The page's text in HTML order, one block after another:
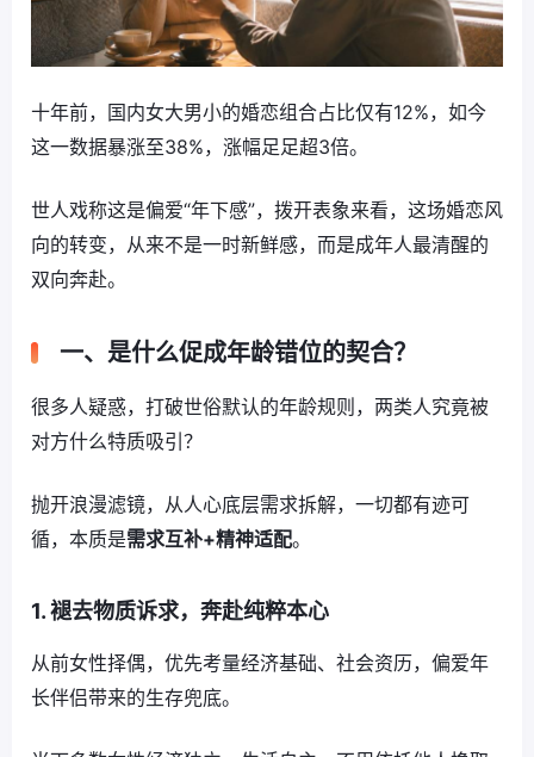
十年前，国内女大男小的婚恋组合占比仅有12%，如今
这一数据暴涨至38%，涨幅足足超3倍。
世人戏称这是偏爱“年下感”，拨开表象来看，这场婚恋风
向的转变，从来不是一时新鲜感，而是成年人最清醒的
双向奔赴。
一、是什么促成年龄错位的契合？
很多人疑惑，打破世俗默认的年龄规则，两类人究竟被
对方什么特质吸引？
抛开浪漫滤镜，从人心底层需求拆解，一切都有迹可
循，本质是需求互补+精神适配。
1. 褪去物质诉求，奔赴纯粹本心
从前女性择偶，优先考量经济基础、社会资历，偏爱年
长伴侣带来的生存兜底。